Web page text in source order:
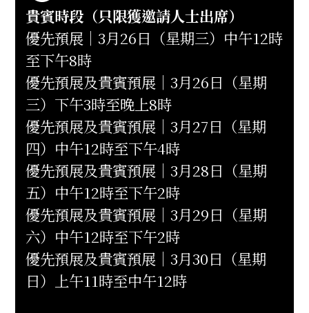
貴賓時段（只限獲邀請人士出席）
優先預展｜3月26日（星期三）中午12時
至下午8時
優先預展及貴賓預展｜3月26日（星期
三）下午3時至晚上8時
優先預展及貴賓預展｜3月27日（星期
四）中午12時至下午4時
優先預展及貴賓預展｜3月28日（星期
五）中午12時至下午2時
優先預展及貴賓預展｜3月29日（星期
六）中午12時至下午2時
優先預展及貴賓預展｜3月30日（星期
日）上午11時至中午12時